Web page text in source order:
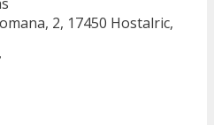
2, 17450 Hostalric,